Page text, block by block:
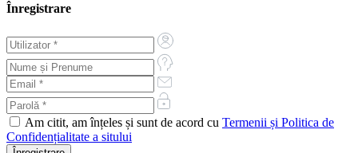
Înregistrare
Am citit, am înțeles și sunt de acord cu Termenii și Politica de
Confidențialitate a sitului